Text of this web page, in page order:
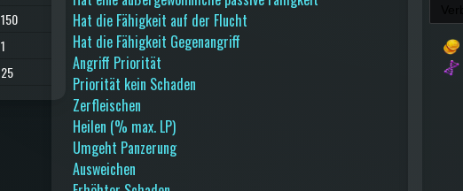
150
1
25
Hat die Fähigkeit auf der Flucht
Hat die Fähigkeit Gegenangriff
Angriff Priorität
Priorität kein Schaden
Zerfleischen
Heilen (% max. LP)
Umgeht Panzerung
Ausweichen